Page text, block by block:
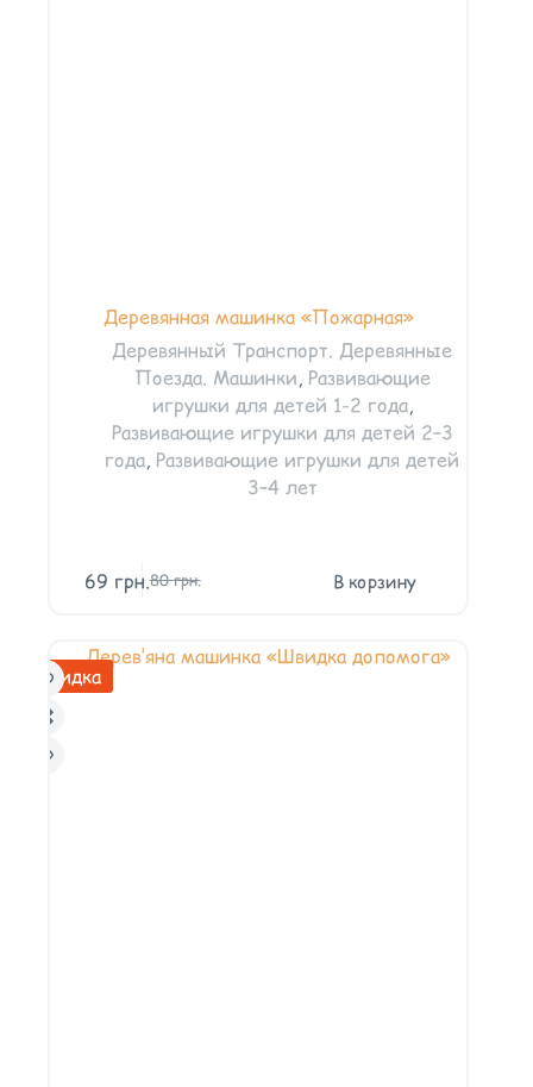
Деревянная машинка «Пожарная»
Деревянный Транспорт. Деревянные
Поезда. Машинки Развивающие
игрушки для детей 1-2 года,
Развивающие игрушки для детей 2–3
года Развивающие игрушки для детей
3–4 лет
80грн.
69 грн. В корзину
Скидка